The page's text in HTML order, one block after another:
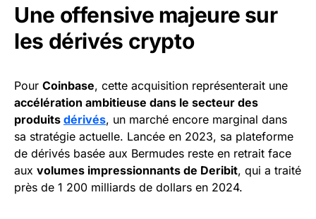
Une offensive majeure sur
les dérivés crypto
Pour Coinbase, cette acquisition représenterait une
accélération ambitieuse dans le secteur des
produits dérivés, un marché encore marginal dans
sa stratégie actuelle. Lancée en 2023, sa plateforme
de dérivés basée aux Bermudes reste en retrait face
aux volumes impressionnants de Deribit, qui a traité
près de 1 200 milliards de dollars en 2024.